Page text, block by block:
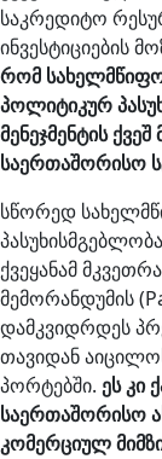
საკრედიტო
ინვესტიციების
რომ
პოლიტიკურ
მენეჯმენტის
საერთაშორისო
სწორედ
ქვეყანამ
მემორანდუმის
დამკვიდრდეს
თავიდან
პორტებში. ეს კი
საერთაშორისო
კომერციულ